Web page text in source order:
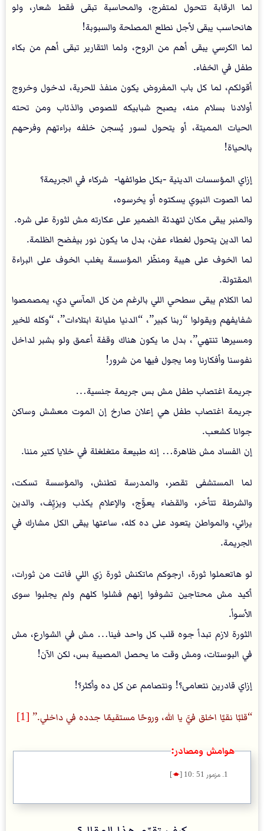
لما الرقابة تتحول لمتفرج، والمحاسبة تبقى فقط شعار، ولو
هانحاسب يبقى لأجل نطلع المصلحة والسبوبة!
لما الكرسي يبقى أهم من الروح، ولما التقارير تبقى أهم من بكاء
طفل في الخفاء.
أقولكم، لما كل باب المفروض يكون منفذ للحرية، لدخول وخروج
أولادنا بسلام منه، يصبح شبابيكه للصوص والذئاب ومن تحته
الحيات المميتة، أو يتحول لسور يُسجن خلفه براءتهم وفرحهم
بالحياة!
إزاي المؤسسات الدينية -بكل طوائفها- شركاء في الجريمة؟
لما الصوت النبوي يسكتوه أو يخرسوه،
والمنبر يبقى مكان لتهدئة الضمير على عكارته مش لثورة على شره.
لما الدين يتحول لغطاء عفن، بدل ما يكون نور بيفضح الظلمة.
لما الخوف على هيبة ومنظّر المؤسسة يغلب الخوف على البراءة
المقتولة.
لما الكلام يبقى سطحي اللي بالرغم من كل المآسي دي، يمصمصوا
شفايفهم ويقولوا “ربنا كبير”، “الدنيا مليانة ابتلاءات”، “وكله للخير
ومسيرها تنتهي”، بدل ما يكون هناك وقفة أعمق ولو بشبر لداخل
نفوسنا وأفكارنا وما يجول فيها من شرور!
جريمة اغتصاب طفل مش بس جريمة جنسية…
جريمة اغتصاب طفل هي إعلان صارخ إن الموت معشش وساكن
جوانا كشعب.
إن الفساد مش ظاهرة… إنه طبيعة متغلغلة في خلايا كتير مننا.
لما المستشفى تقصر، والمدرسة تطنش، والمؤسسة تسكت،
والشرطة تتأخر، والقضاء يعوَّج، والإعلام يكذب ويزيِّف، والدين
يرائي، والمواطن يتعود على ده كله، ساعتها يبقى الكل مشارك في
الجريمة.
لو هاتعملوا ثورة، ارجوكم ماتكنش ثورة زي اللي فاتت من ثورات،
أكيد مش محتاجين تشوفوا إنهم فشلوا كلهم ولم يجلبوا سوى
الأسوأ.
الثورة لازم تبدأ جوه قلب كل واحد فينا… مش في الشوارع، مش
في البوستات، ومش وقت ما يحصل المصيبة بس، لكن الآن!
إزاي قادرين نتعامى؟! ونتصامم عن كل ده وأكثر؟!
قلبًا نقيًا اخلق فيَّ يا الله، وروحًا مستقيمًا جدده في داخلي. [1]
هوامش ومصادر:
مزمور 51 :10 [
🡁
]